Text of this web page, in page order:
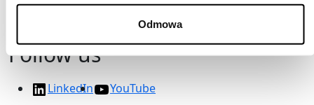
Odmowa
E-mail:biuro@lintegra.pl
Follow us
LinkedIn YouTube